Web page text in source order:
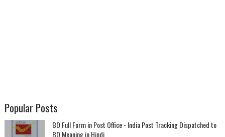
Popular Posts
BO Full Form in Post Office - India Post Tracking Dispatched to
BO Meaning in Hindi